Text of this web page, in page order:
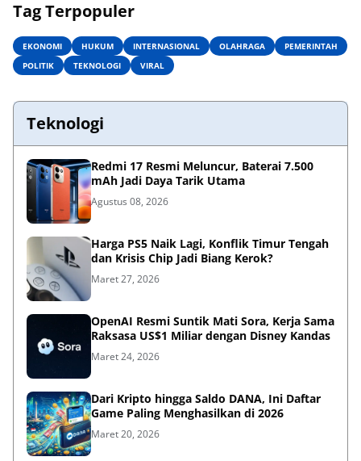
Tag Terpopuler
EKONOMI HUKUM INTERNASIONAL OLAHRAGA
PEMERINTAH
POLITIK
TEKNOLOGI VIRAL
Teknologi
Redmi 17 Resmi Meluncur, Baterai 7.500
mAh Jadi Daya Tarik Utama
Agustus 08, 2026
Harga PS5 Naik Lagi, Konflik Timur Tengah
dan Krisis Chip Jadi Biang Kerok?
Maret 27, 2026
OpenAI Resmi Suntik Mati Sora, Kerja Sama
Raksasa US$1 Miliar dengan Disney Kandas
Maret 24, 2026
Dari Kripto hingga Saldo DANA, Ini Daftar
Game Paling Menghasilkan di 2026
Maret 20, 2026